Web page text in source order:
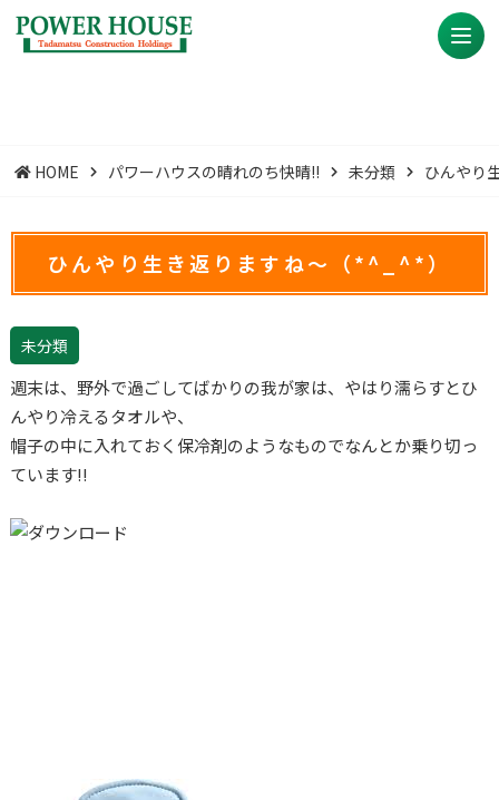
HOME パワーハウスの晴れのち快晴!! 未分類 ひんやり
ひんやり生き返りますね～（*^_^*）
未分類
週末は、野外で過ごしてばかりの我が家は、やはり濡らすとひ
んやり冷えるタオルや、
帽子の中に入れておく保冷剤のようなものでなんとか乗り切っ
ています!!